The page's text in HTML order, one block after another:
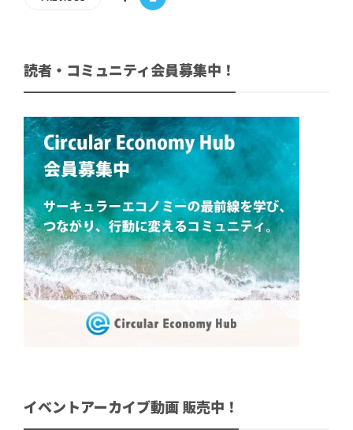
読者・コミュニティ会員募集中！
イベントアーカイブ動画 販売中！